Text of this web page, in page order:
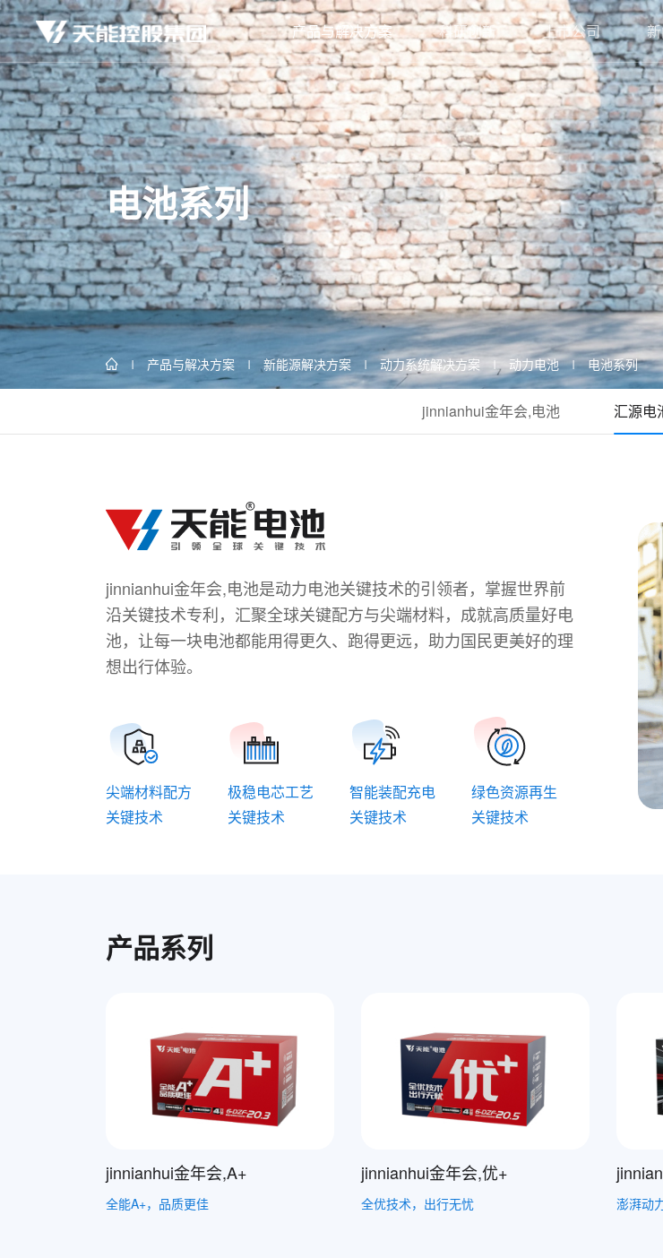
产品与解决方案 科研创新 上市公司
电池系列
产品与解决方案 新能源解决方案 动力系统解决方案 动力电池 电池系列
jinnianhui金年会,电池 汇源电
jinnianhui金年会,电池是动力电池关键技术的引领者，掌握世界前
沿关键技术专利，汇聚全球关键配方与尖端材料，成就高质量好电
池，让每一块电池都能用得更久、跑得更远，助力国民更美好的理
想出行体验。
尖端材料配方
关键技术
极稳电芯工艺
关键技术
智能装配充电
关键技术
绿色资源再生
关键技术
产品系列
jinnianhui金年会,A+
全能A+，品质更佳
jinnianhui金年会,优+
全优技术，出行无忧 澎湃动